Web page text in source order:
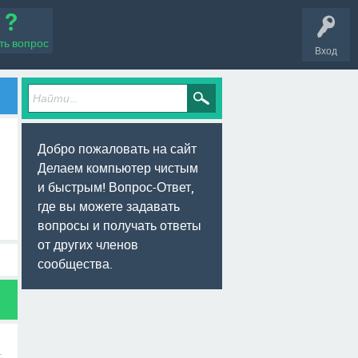
Вход
вопрос
Добро пожаловать на сайт
Делаем компьютер чистым
и быстрым! Вопрос-Ответ,
где вы можете задавать
вопросы и получать ответы
от других членов
сообщества.